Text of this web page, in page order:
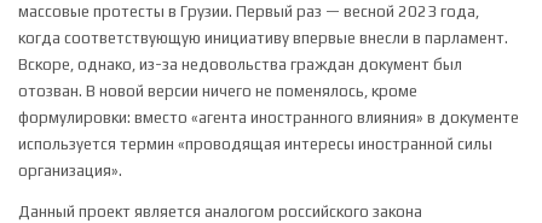
массовые протесты в Грузии. Первый раз — весной 2023 года,
когда соответствующую инициативу впервые внесли в парламент.
Вскоре, однако, из-за недовольства граждан документ был
отозван. В новой версии ничего не поменялось, кроме
формулировки: вместо «агента иностранного влияния» в документе
используется термин «проводящая интересы иностранной силы
организация».
Данный проект является аналогом российского закона